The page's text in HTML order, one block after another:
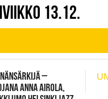
LIVE
13.12.
–
ANNA AIROLA,